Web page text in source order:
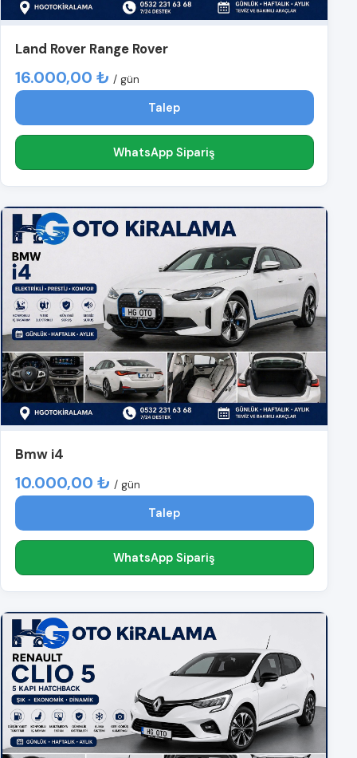
Land Rover Range Rover
16.000,00 ₺ / gün
Talep
WhatsApp Sipariş
Bmw i4
10.000,00 ₺ / gün
Talep
WhatsApp Sipariş